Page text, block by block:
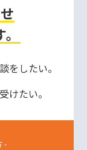
をしたい。
けたい。
-